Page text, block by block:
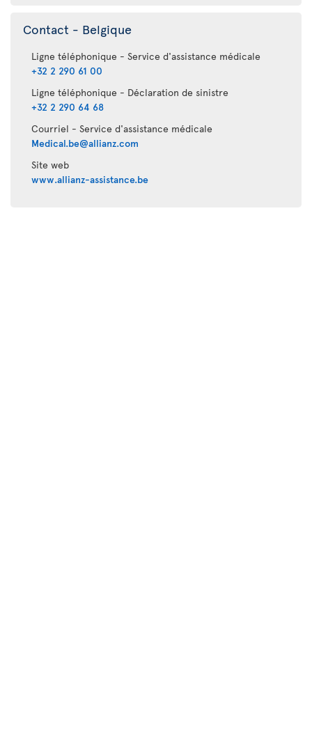
Contact - Belgique
Ligne téléphonique - Service d'assistance médicale
+32 2 290 61 00
Ligne téléphonique - Déclaration de sinistre
+32 2 290 64 68
Courriel - Service d'assistance médicale
Medical.be@allianz.com
Site web
www.allianz-assistance.be